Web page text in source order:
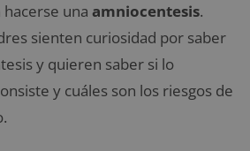
una amniocentesis.
sienten curiosidad por saber
y quieren saber si lo
y cuáles son los riesgos de